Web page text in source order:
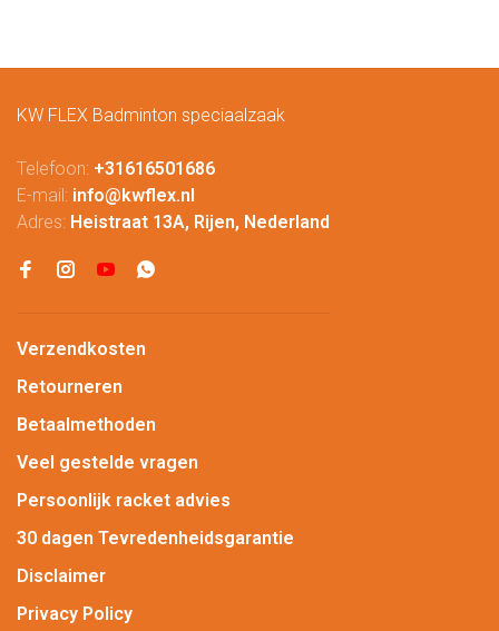
KW FLEX Badminton speciaalzaak
Telefoon: +31616501686
E-mail: info@kwflex.nl
Adres: Heistraat 13A, Rijen, Nederland
Verzendkosten
Retourneren
Betaalmethoden
Veel gestelde vragen
Persoonlijk racket advies
30 dagen Tevredenheidsgarantie
Disclaimer
Privacy Policy